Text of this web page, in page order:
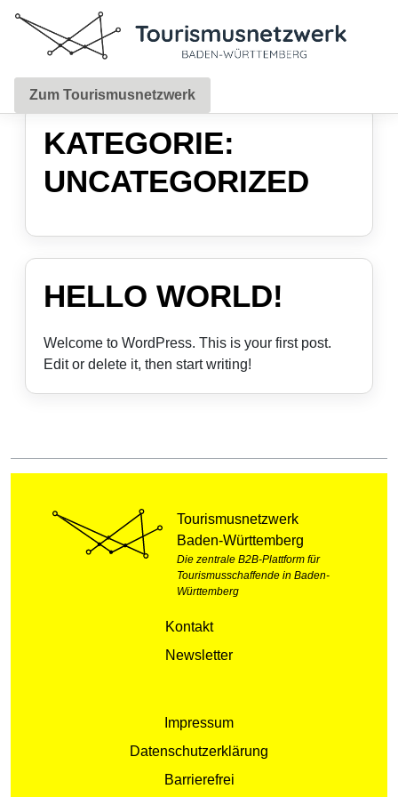
Zum Tourismusnetzwerk
KATEGORIE:
UNCATEGORIZED
HELLO WORLD!
Welcome to WordPress. This is your first post.
Edit or delete it, then start writing!
Tourismusnetzwerk
Baden-Württemberg
Die zentrale B2B-Plattform für
Tourismusschaffende in Baden-
Württemberg
Kontakt
Newsletter
Impressum
Datenschutzerklärung
Barrierefrei